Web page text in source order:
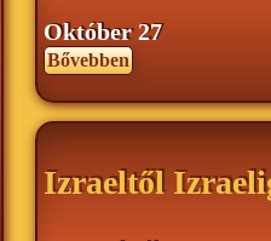
Október 27
Bővebben
Izraeltől